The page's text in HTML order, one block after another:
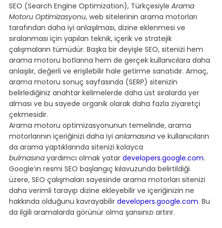
SEO (Search Engine Optimization), Türkçesiyle Arama
Motoru Optimizasyonu, web sitelerinin arama motorları
tarafından daha iyi anlaşılması, dizine eklenmesi ve
sıralanması için yapılan teknik, içerik ve stratejik
çalışmaların tümüdür. Başka bir deyişle SEO, sitenizi hem
arama motoru botlarına hem de gerçek kullanıcılara daha
anlaşılır, değerli ve erişilebilir hale getirme sanatıdır. Amaç,
arama motoru sonuç sayfasında (SERP) sitenizin
belirlediğiniz anahtar kelimelerde daha üst sıralarda yer
alması ve bu sayede organik olarak daha fazla ziyaretçi
çekmesidir.
Arama motoru optimizasyonunun temelinde, arama
motorlarının içeriğinizi daha iyi anlamasına ve kullanıcıların
da arama yaptıklarında sitenizi kolayca
bulmasına yardımcı olmak yatar developers.google.com.
Google’ın resmi SEO başlangıç kılavuzunda belirtildiği
üzere, SEO çalışmaları sayesinde arama motorları sitenizi
daha verimli tarayıp dizine ekleyebilir ve içeriğinizin ne
hakkında olduğunu kavrayabilir developers.google.com. Bu
da ilgili aramalarda görünür olma şansınızı artırır.